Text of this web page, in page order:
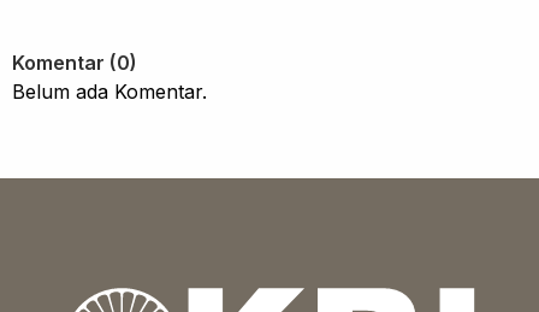
Komentar (0)
Belum ada Komentar.